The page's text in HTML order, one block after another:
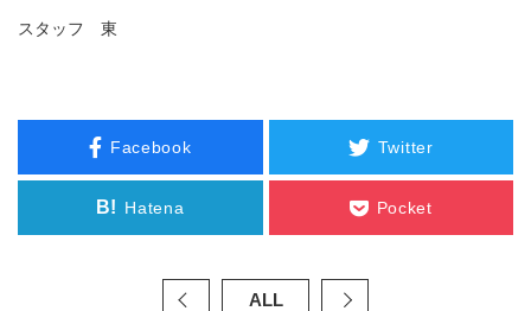
スタッフ 東
Facebook Twitter
B! Hatena Pocket
ALL